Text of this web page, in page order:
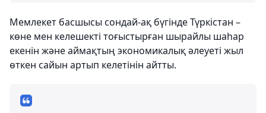
Мемлекет басшысы сондай-ақ бүгінде Түркістан –
көне мен келешекті тоғыстырған шырайлы шаһар
екенін және аймақтың экономикалық әлеуеті жыл
өткен сайын артып келетінін айтты.